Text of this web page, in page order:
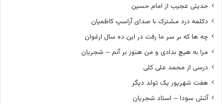
حدیثی عجیب از امام حسین
دکلمه درد مشترک با صدای آراسپ کاظمیان
چه ها که بر سر ما رفت در این ده سال ارغوان
مرا به هیچ بدادی و من هنوز بر آنم – شجریان
درسی از محمد علی کلی
هفت شهریور یک تولد دیگر
آتش سودا – استاد شجریان